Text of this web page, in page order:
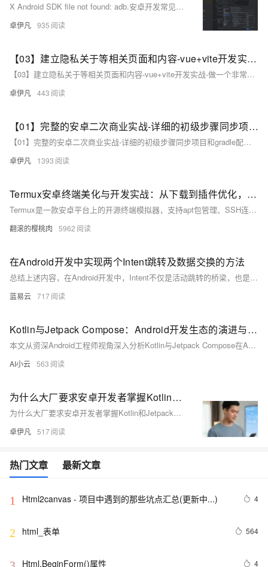
X Android SDK file not found: adb.安卓开发常见问题-Android SDK 缺少 `adb`（Android Debug Bridge）-优雅草卓伊凡
卓伊凡 935
【03】建立隐私关于等相关页面和内容-vue+vite开发实战-做一个非常漂亮的APP下载落地页-支持PC和H5自适应提供安卓苹果鸿蒙下载和网页端访问-优雅草卓伊凡
【03】建立隐私关于等相关页面和内容-vue+vite开发实战-做一个非常漂亮的APP下载落地页-支持PC和H5自适应提供安卓苹果鸿蒙下载和网页端访问-优雅草卓伊凡
卓伊凡 443
【01】完整的安卓二次商业实战-详细的初级步骤同步项目和gradle配置以及开发思路-优雅草伊凡
【01】完整的安卓二次商业实战-详细的初级步骤同步项目和gradle配置以及开发思路-优雅草伊凡
卓伊凡 1393
Termux安卓终端美化与开发实战：从下载到插件优化，小白也能玩转Linux
Termux是一款安卓平台上的开源终端模拟器，支持apt包管理、SSH连接及Python/Node.js/C++开发环境搭建，被誉为“手机上的Linux系统”。其特点包括零ROOT权限、跨平台开发和强大扩展性。本文详细介绍其安装准备、基础与高级环境配置、必备插件推荐、常见问题解决方法以及延伸学习资源，帮助用户充分利用Termux进行开发与学习。适用于Android 7+设备，原创内容转载请注明来源。
翻滚的樱桃肉 5962
在Android开发中实现两个Intent跳转及数据交换的方法
总结上述内容，在Android开发中，Intent不仅是活动跳转的桥梁，也是两个活动之间进行数据交换的媒介。运用Intent传递数据时需注意数据类型、传输大小限制以及安全性问题的处理，以确保应用的健壯性和安全性。
蓝易云 717
Kotlin与Jetpack Compose：Android开发生态的演进与架构思考
本文从资深Android工程师视角深入分析Kotlin与Jetpack Compose在Android系统中的技术定位。Kotlin通过空安全、协程等特性解决了Java在移动开发中的痛点，成为Android官方首选语言。Jetpack Compose则引入声明式UI范式，通过重组机制实现高效UI更新。两者结合不仅提升开发效率，更为跨平台战略和现代架构模式提供技术基础，代表了Android开发生态的根本性演进。
AI小云 563
为什么大厂要求安卓开发者掌握Kotlin和Jetpack？深度解析现代Android开发生态优雅草卓伊凡
为什么大厂要求安卓开发者掌握Kotlin和Jetpack？深度解析现代Android开发生态优雅草卓伊凡
卓伊凡 517
热门文章 最新文章
1 Html2canvas - 项目中遇到的那些坑点汇总(更新中...) 4
2 html_表单 564
Html.BeginForm()属性 4